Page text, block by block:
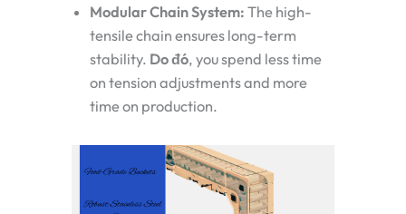
Modular Chain System: The high-
tensile chain ensures long-term
stability. Do đó, you spend less time
on tension adjustments and more
time on production.